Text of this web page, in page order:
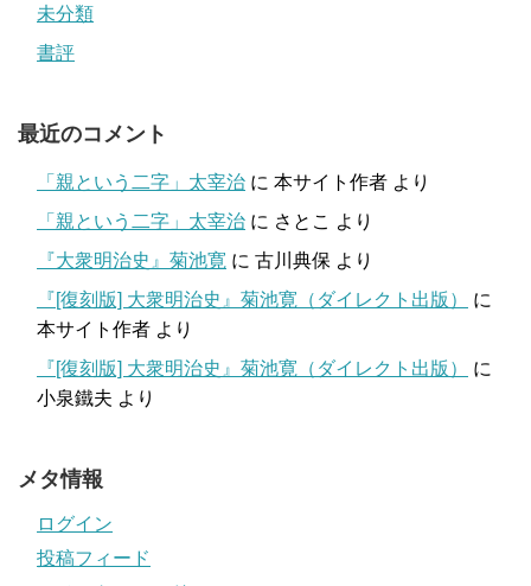
未分類
書評
最近のコメント
「親という二字」太宰治 に 本サイト作者 より
「親という二字」太宰治 に さとこ より
『大衆明治史』菊池寛 に 古川典保 より
『[復刻版] 大衆明治史』菊池寛（ダイレクト出版）
に
本サイト作者 より
『[復刻版] 大衆明治史』菊池寛（ダイレクト出版）
に
小泉鐵夫 より
メタ情報
ログイン
投稿フィード